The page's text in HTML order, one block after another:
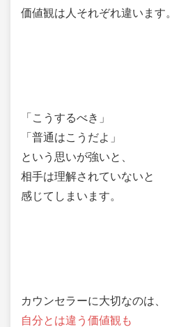
価値観は人それぞれ違います。
「こうするべき」
「普通はこうだよ」
という思いが強いと、
相手は理解されていないと
感じてしまいます。
カウンセラーに大切なのは、
自分とは違う価値観も